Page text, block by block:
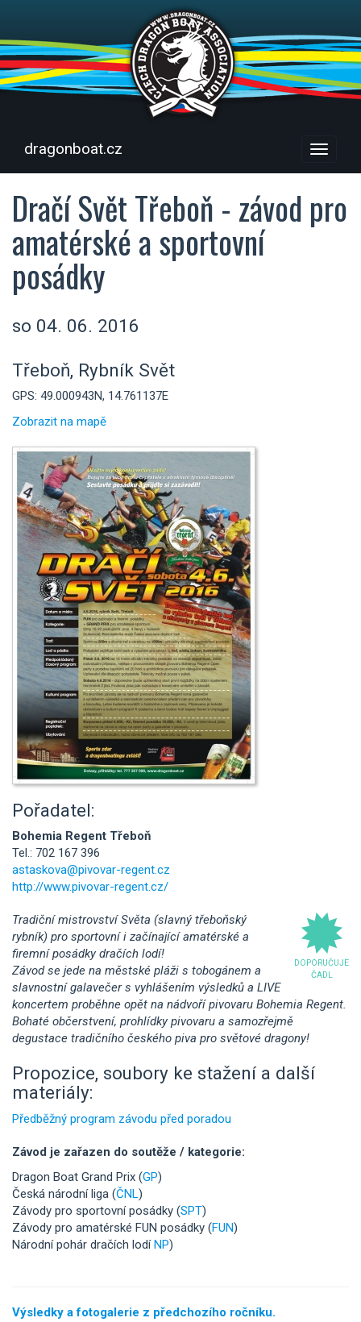
Menu
dragonboat.cz
Dračí Svět Třeboň - závod pro
amatérské a sportovní
posádky
so 04. 06. 2016
Třeboň, Rybník Svět
GPS: 49.000943N, 14.761137E
Zobrazit na mapě
Pořadatel:
Bohemia Regent Třeboň
Tel.: 702 167 396
astaskova@pivovar-regent.cz
http://www.pivovar-regent.cz/
DOPORUČUJE
ČADL
Tradiční mistrovství Světa (slavný třeboňský
rybník) pro sportovní i začínající amatérské a
firemní posádky dračích lodí!
Závod se jede na městské pláži s tobogánem a
slavnostní galavečer s vyhlášením výsledků a LIVE
koncertem proběhne opět na nádvoří pivovaru Bohemia Regent.
Bohaté občerstvení, prohlídky pivovaru a samozřejmě
degustace tradičního českého piva pro světové dragony!
Propozice, soubory ke stažení a další
materiály:
Předběžný program závodu před poradou
Závod je zařazen do soutěže / kategorie:
Dragon Boat Grand Prix (GP)
Česká národní liga (ČNL)
Závody pro sportovní posádky (SPT)
Závody pro amatérské FUN posádky (FUN)
Národní pohár dračích lodíNP)
Výsledky a fotogalerie z předchozího ročníku.